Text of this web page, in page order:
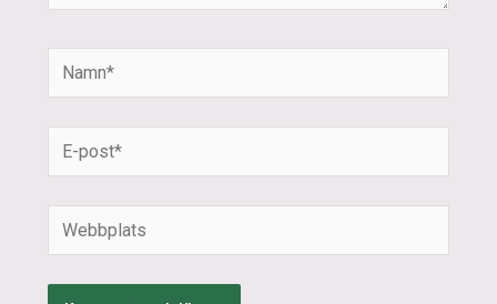
Namn*
post*
Webbplats